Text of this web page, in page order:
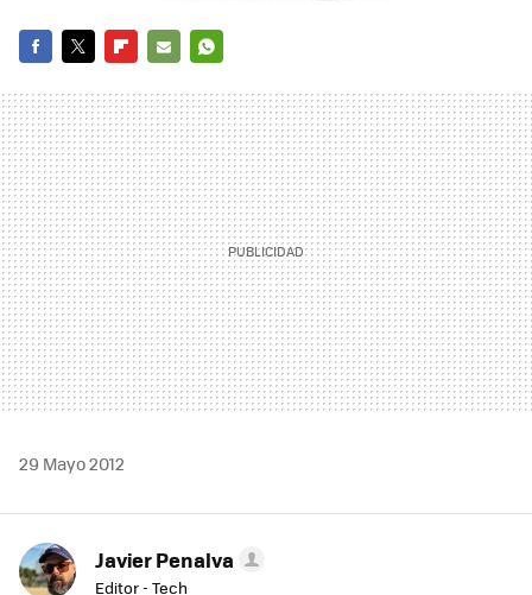
MAIL
29 Mayo 2012
Javier Penalva
Editor - Tech